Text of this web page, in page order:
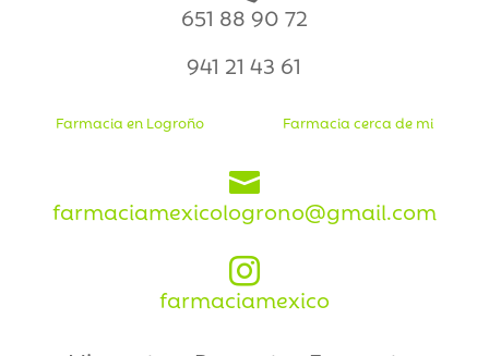
651 88 90 72
941 21 43 61
Farmacia en Logroño Farmacia cerca de mi

farmaciamexicologrono@gmail.com

farmaciamexico